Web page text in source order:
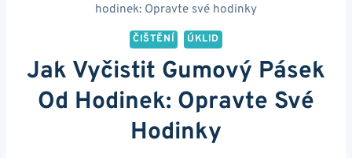
hodinek: Opravte své hodinky
ČIŠTĚNÍ ÚKLID
Jak Vyčistit Gumový Pásek
Od Hodinek: Opravte Své
Hodinky